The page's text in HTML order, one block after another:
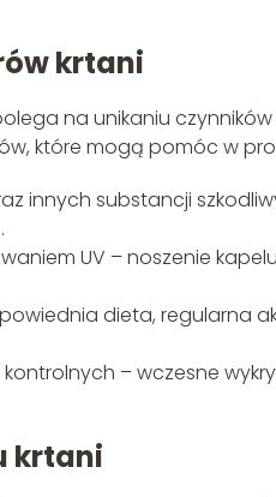
krtani
na unikaniu
które mogą pomóc w
innych substancji
UV – noszenie
dieta, regularna
– wczesne
krtani